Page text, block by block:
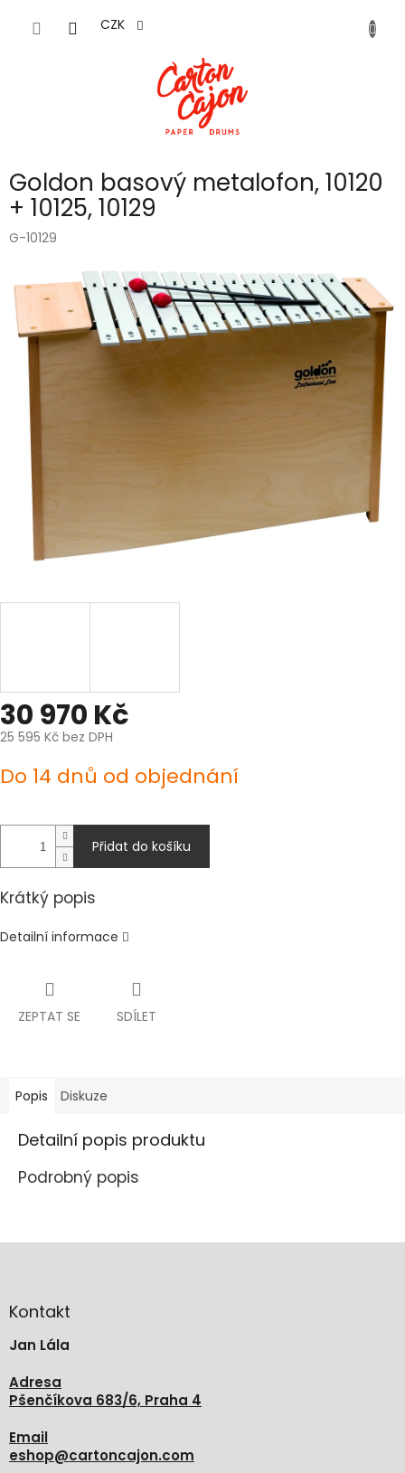
CZK
Goldon basový metalofon, 10120
+ 10125, 10129
G-10129
30 970 Kč
25 595 Kč bez DPH
cena:
Do 14 dnů od objednání
Přidat do košíku
Krátký popis
Detailní informace
ZEPTAT SE SDÍLET
Popis Diskuze
Detailní popis produktu
Podrobný popis
aKontakt
Jan Lála
Adresa
Pšenčíkova 683/6, Praha 4
Email
eshop@cartoncajon.com